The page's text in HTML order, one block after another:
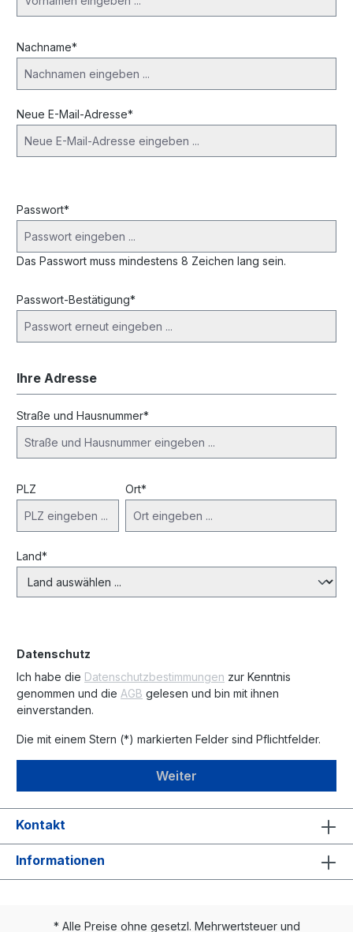
Nachname*
Neue E-Mail-Adresse*
Passwort*
Das Passwort muss mindestens 8 Zeichen lang sein.
Passwort-Bestätigung*
Ihre Adresse
Straße und Hausnummer*
PLZ Ort*
Land*
Datenschutz
Ich habe die Datenschutzbestimmungen zur Kenntnis
genommen und die AGB gelesen und bin mit ihnen
einverstanden.
Die mit einem Stern (*) markierten Felder sind Pflichtfelder.
Weiter
Kontakt
Informationen
* Alle Preise ohne gesetzl. Mehrwertsteuer und